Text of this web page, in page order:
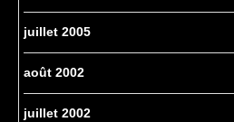
juillet 2005
août 2002
juillet 2002